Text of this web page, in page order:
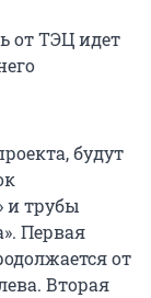
от ТЭЦ идет
будут
и трубы
Первая
от
Вторая